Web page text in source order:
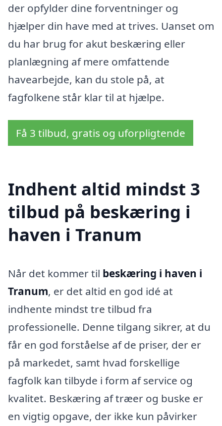
der opfylder dine forventninger og
hjælper din have med at trives. Uanset om
du har brug for akut beskæring eller
planlægning af mere omfattende
havearbejde, kan du stole på, at
fagfolkene står klar til at hjælpe.
Få 3 tilbud, gratis og uforpligtende
Indhent altid mindst 3
tilbud på beskæring i
haven i Tranum
Når det kommer til beskæring i haven i
Tranum, er det altid en god idé at
indhente mindst tre tilbud fra
professionelle. Denne tilgang sikrer, at du
får en god forståelse af de priser, der er
på markedet, samt hvad forskellige
fagfolk kan tilbyde i form af service og
kvalitet. Beskæring af træer og buske er
en vigtig opgave, der ikke kun påvirker